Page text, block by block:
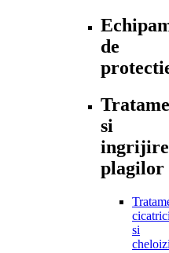
de
si
plagilor
cicatrici
si
cheloizi